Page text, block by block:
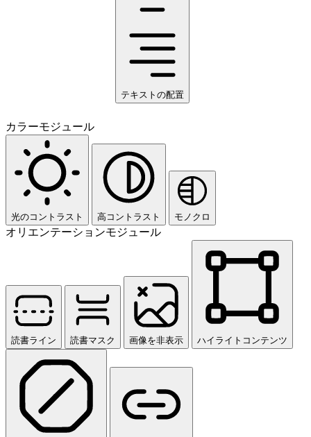
テキストの配置
カラーモジュール
光のコントラスト 高コントラスト モノクロ
オリエンテーションモジュール
読書ライン 読書マスク 画像を非表示 ハイライトコンテンツ